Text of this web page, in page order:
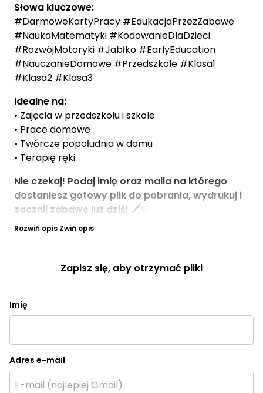
Słowa kluczowe:
#DarmoweKartyPracy #EdukacjaPrzezZabawę
#NaukaMatematyki #KodowanieDlaDzieci
#RozwójMotoryki #Jabłko #EarlyEducation
#NauczanieDomowe #Przedszkole #Klasa1
#Klasa2 #Klasa3
Idealne na:
• Zajęcia w przedszkolu i szkole
• Prace domowe
• Twórcze popołudnia w domu
• Terapię ręki
Nie czekaj! Podaj imię oraz maila na którego
dostaniesz gotowy plik do pobrania, wydrukuj i
zacznij zabawę już dziś! 🖍️✨
Rozwiń opis Zwiń opis
Zapisz się, aby otrzymać pliki
Imię
Adres e-mail